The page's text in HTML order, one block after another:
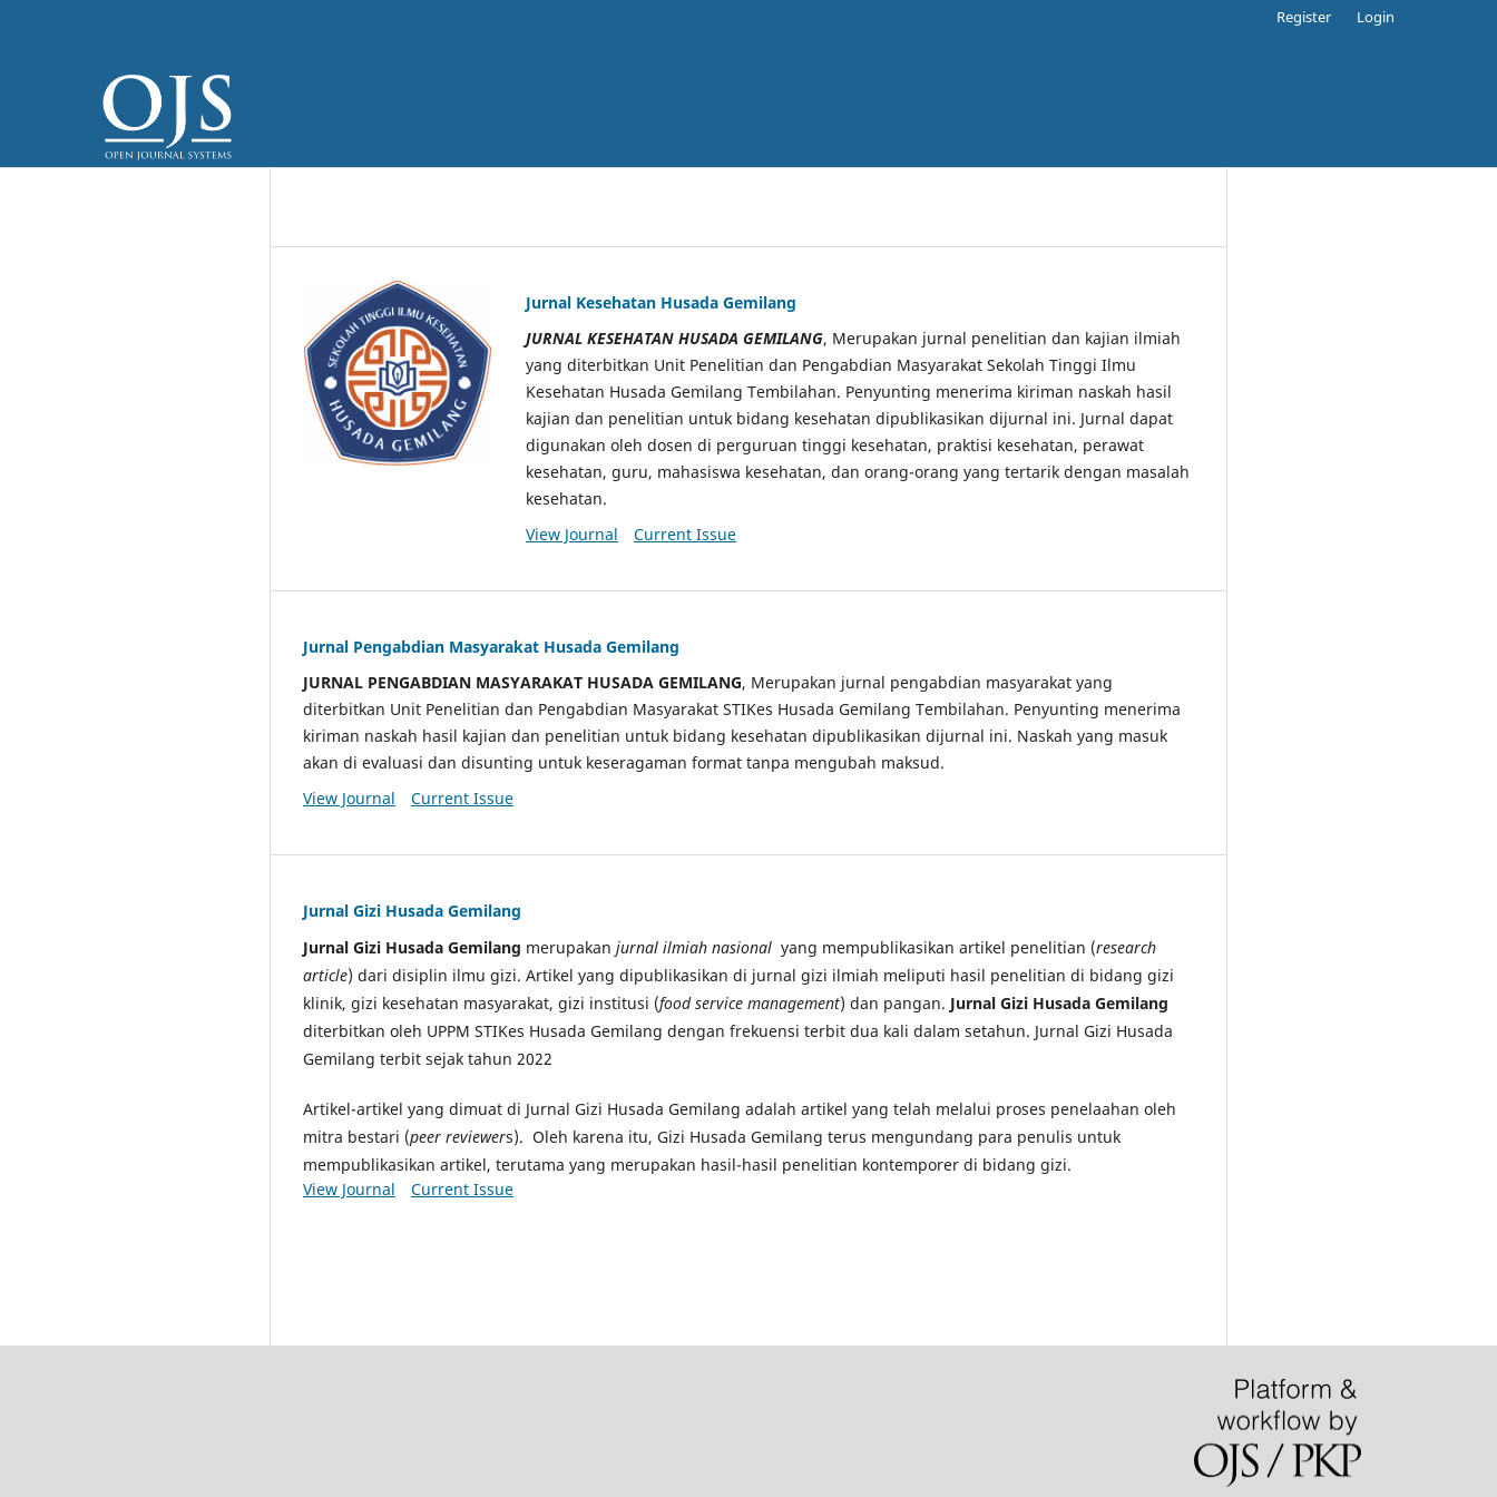
Register Login
Jurnal Kesehatan Husada Gemilang
JURNAL KESEHATAN HUSADA GEMILANG, Merupakan jurnal penelitian dan kajian ilmiah
yang diterbitkan Unit Penelitian dan Pengabdian Masyarakat Sekolah Tinggi Ilmu
Kesehatan Husada Gemilang Tembilahan. Penyunting menerima kiriman naskah hasil
kajian dan penelitian untuk bidang kesehatan dipublikasikan dijurnal ini. Jurnal dapat
digunakan oleh dosen di perguruan tinggi kesehatan, praktisi kesehatan, perawat
kesehatan, guru, mahasiswa kesehatan, dan orang-orang yang tertarik dengan masalah
kesehatan.
View Journal
Current Issue
Jurnal Pengabdian Masyarakat Husada Gemilang
JURNAL PENGABDIAN MASYARAKAT HUSADA GEMILANG, Merupakan jurnal pengabdian masyarakat yang
diterbitkan Unit Penelitian dan Pengabdian Masyarakat STIKes Husada Gemilang Tembilahan. Penyunting menerima
kiriman naskah hasil kajian dan penelitian untuk bidang kesehatan dipublikasikan dijurnal ini. Naskah yang masuk
akan di evaluasi dan disunting untuk keseragaman format tanpa mengubah maksud.
View Journal
Current Issue
Jurnal Gizi Husada Gemilang
Jurnal Gizi Husada Gemilang merupakan jurnal ilmiah nasional yang mempublikasikan artikel penelitian (research
article) dari disiplin ilmu gizi. Artikel yang dipublikasikan di jurnal gizi ilmiah meliputi hasil penelitian di bidang gizi
klinik, gizi kesehatan masyarakat, gizi institusi (food service management) dan pangan. Jurnal Gizi Husada Gemilang
diterbitkan oleh UPPM STIKes Husada Gemilang dengan frekuensi terbit dua kali dalam setahun. Jurnal Gizi Husada
Gemilang terbit sejak tahun 2022
Artikel-artikel yang dimuat di Jurnal Gizi Husada Gemilang adalah artikel yang telah melalui proses penelaahan oleh
mitra bestari (peer reviewers). Oleh karena itu, Gizi Husada Gemilang terus mengundang para penulis untuk
mempublikasikan artikel, terutama yang merupakan hasil-hasil penelitian kontemporer di bidang gizi.
View Journal
Current Issue